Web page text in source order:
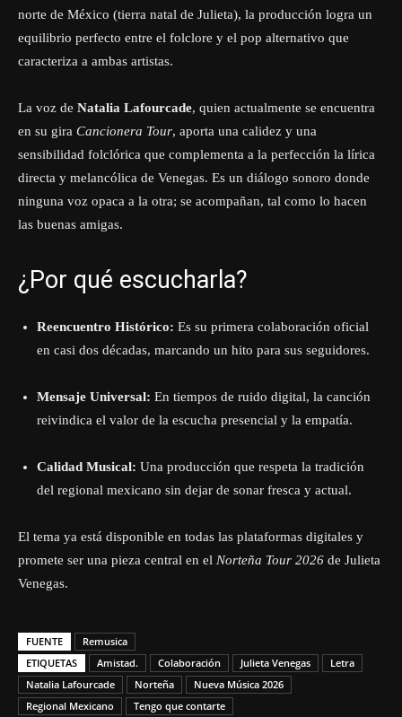
norte de México (tierra natal de Julieta), la producción logra un
equilibrio perfecto entre el folclore y el pop alternativo que
caracteriza a ambas artistas.
La voz de Natalia Lafourcade, quien actualmente se encuentra
en su gira Cancionera Tour, aporta una calidez y una
sensibilidad folclórica que complementa a la perfección la lírica
directa y melancólica de Venegas. Es un diálogo sonoro donde
ninguna voz opaca a la otra; se acompañan, tal como lo hacen
las buenas amigas.
¿Por qué escucharla?
Reencuentro Histórico: Es su primera colaboración oficial
en casi dos décadas, marcando un hito para sus seguidores.
Mensaje Universal: En tiempos de ruido digital, la canción
reivindica el valor de la escucha presencial y la empatía.
Calidad Musical: Una producción que respeta la tradición
del regional mexicano sin dejar de sonar fresca y actual.
El tema ya está disponible en todas las plataformas digitales y
promete ser una pieza central en el Norteña Tour 2026 de Julieta
Venegas.
FUENTE
Remusica
ETIQUETAS
Amistad. Colaboración Julieta Venegas
Letra
Natalia Lafourcade
Norteña
Nueva Música 2026
Regional Mexicano
Tengo que contarte